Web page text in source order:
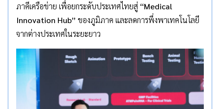
ภาคีเครือข่าย เพื่อยกระดับประเทศไทยสู่ “Medical
Innovation Hub” ของภูมิภาค และลดการพึ่งพาเทคโนโลยี
จากต่างประเทศในระยะยาว